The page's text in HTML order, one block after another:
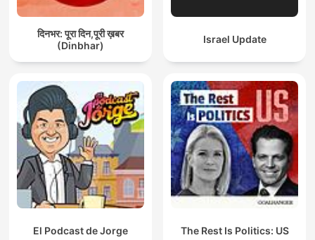
दिनभर: पूरा दिन,पूरी ख़बर
(Dinbhar)
Israel Update
El Podcast de Jorge The Rest Is Politics: US